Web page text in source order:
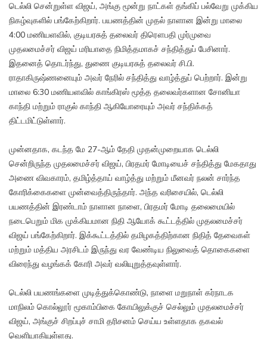
டெல்லி சென்றுள்ள விஜய், அங்கு மூன்று நாட்கள் தங்கிப் பல்வேறு முக்கிய
நிகழ்வுகளில் பங்கேற்கிறார். பயணத்தின் முதல் நாளான இன்று மாலை
4:00 மணியளவில், குடியரசுத் தலைவர் திரௌபதி முர்முவை
முதலமைச்சர் விஜய் மரியாதை நிமித்தமாகச் சந்தித்துப் பேசினார்.
இதனைத் தொடர்ந்து, துணை குடியரசுத் தலைவர் சி.பி.
ராதாகிருஷ்ணனையும் அவர் நேரில் சந்தித்து வாழ்த்துப் பெற்றார். இன்று
மாலை 6:30 மணியளவில் காங்கிரஸ் மூத்த தலைவர்களான சோனியா
காந்தி மற்றும் ராகுல் காந்தி ஆகியோரையும் அவர் சந்திக்கத்
திட்டமிட்டுள்ளார்.
முன்னதாக, கடந்த மே 27-ஆம் தேதி முதன்முறையாக டெல்லி
சென்றிருந்த முதலமைச்சர் விஜய், பிரதமர் மோடியைச் சந்தித்து மேகதாது
அணை விவகாரம், தமிழ்த்தாய் வாழ்த்து மற்றும் மீனவர் நலன் சார்ந்த
கோரிக்கைகளை முன்வைத்திருந்தார். அந்த வரிசையில், டெல்லி
பயணத்தின் இரண்டாம் நாளான நாளை, பிரதமர் மோடி தலைமையில்
நடைபெறும் மிக முக்கியமான நிதி ஆயோக் கூட்டத்தில் முதலமைச்சர்
விஜய் பங்கேற்கிறார். இக்கூட்டத்தில் தமிழகத்திற்கான நிதித் தேவைகள்
மற்றும் மத்திய அரசிடம் இருந்து வர வேண்டிய நிலுவைத் தொகைகளை
விரைந்து வழங்கக் கோரி அவர் வலியுறுத்தவுள்ளார்.
டெல்லி பயணங்களை முடித்துக்கொண்டு, நாளை மறுநாள் கர்நாடக
மாநிலம் கொல்லூர் மூகாம்பிகை கோயிலுக்குச் செல்லும் முதலமைச்சர்
விஜய், அங்குச் சிறப்புச் சாமி தரிசனம் செய்ய உள்ளதாக தகவல்
வெளியாகியுள்ளது.